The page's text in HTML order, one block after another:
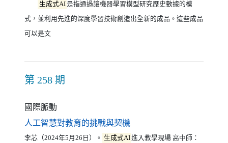
生成式AI是指通過讓機器學習模型研究歷史數據的模
式，並利用先進的深度學習技術創造出全新的成品。這些成品
可以是文
第 258 期
國際脈動
人工智慧對教育的挑戰與契機
李芯（2024年5月26日）。 生成式AI進入教學現場 高中師：